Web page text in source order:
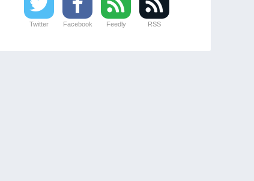
Twitter Facebook Feedly RSS